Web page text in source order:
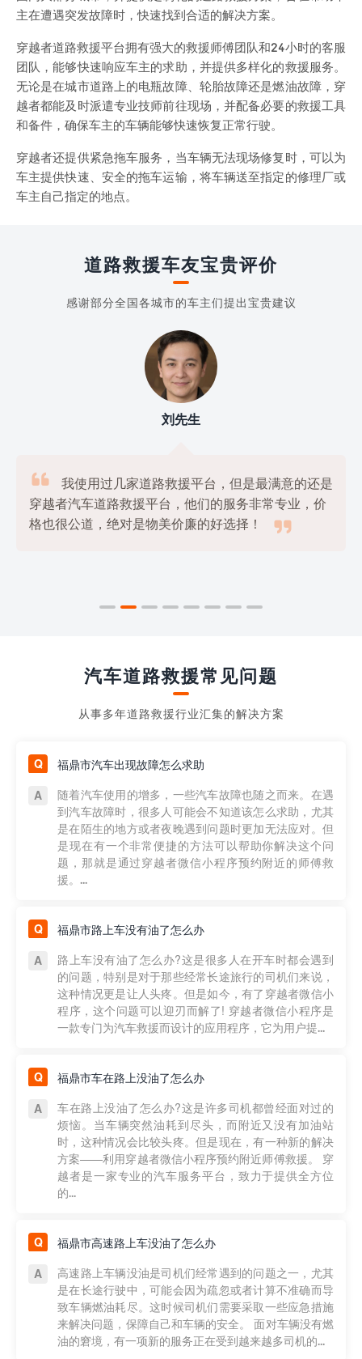
主在遭遇突发故障时，快速找到合适的解决方案。
穿越者道路救援平台拥有强大的救援师傅团队和24小时的客服
团队，能够快速响应车主的求助，并提供多样化的救援服务。
无论是在城市道路上的电瓶故障、轮胎故障还是燃油故障，穿
越者都能及时派遣专业技师前往现场，并配备必要的救援工具
和备件，确保车主的车辆能够快速恢复正常行驶。
穿越者还提供紧急拖车服务，当车辆无法现场修复时，可以为
车主提供快速、安全的拖车运输，将车辆送至指定的修理厂或
车主自己指定的地点。
道路救援车友宝贵评价
感谢部分全国各城市的车主们提出宝贵建议
刘先生

我使用过几家道路救援平台，但是最满意的还是
穿越者汽车道路救援平台，他们的服务非常专业，价
格也很公道，绝对是物美价廉的好选择！

汽车道路救援常见问题
从事多年道路救援行业汇集的解决方案
福鼎市汽车出现故障怎么求助
随着汽车使用的增多，一些汽车故障也随之而来。在遇
到汽车故障时，很多人可能会不知道该怎么求助，尤其
是在陌生的地方或者夜晚遇到问题时更加无法应对。但
是现在有一个非常便捷的方法可以帮助你解决这个问
题，那就是通过穿越者微信小程序预约附近的师傅救
援。...
福鼎市路上车没有油了怎么办
路上车没有油了怎么办?这是很多人在开车时都会遇到
的问题，特别是对于那些经常长途旅行的司机们来说，
这种情况更是让人头疼。但是如今，有了穿越者微信小
程序，这个问题可以迎刃而解了! 穿越者微信小程序是
一款专门为汽车救援而设计的应用程序，它为用户提...
福鼎市车在路上没油了怎么办
车在路上没油了怎么办?这是许多司机都曾经面对过的
烦恼。当车辆突然油耗到尽头，而附近又没有加油站
时，这种情况会比较头疼。但是现在，有一种新的解决
方案——利用穿越者微信小程序预约附近师傅救援。 穿
越者是一家专业的汽车服务平台，致力于提供全方位
的...
福鼎市高速路上车没油了怎么办
高速路上车辆没油是司机们经常遇到的问题之一，尤其
是在长途行驶中，可能会因为疏忽或者计算不准确而导
致车辆燃油耗尽。这时候司机们需要采取一些应急措施
来解决问题，保障自己和车辆的安全。 面对车辆没有燃
油的窘境，有一项新的服务正在受到越来越多司机的...